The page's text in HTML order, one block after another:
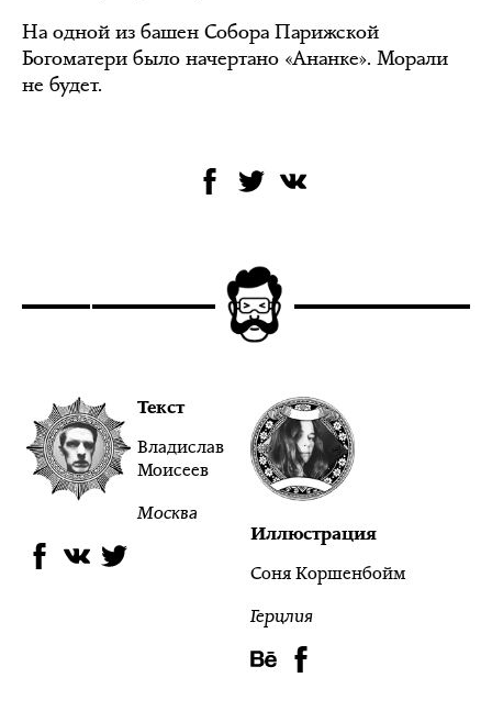
На одной из башен Собора Парижской
Богоматери было начертано «Ананке». Морали
не будет.
Текст
Владислав
Моисеев
Москва
Иллюстрация
Соня Коршенбойм
Герцлия